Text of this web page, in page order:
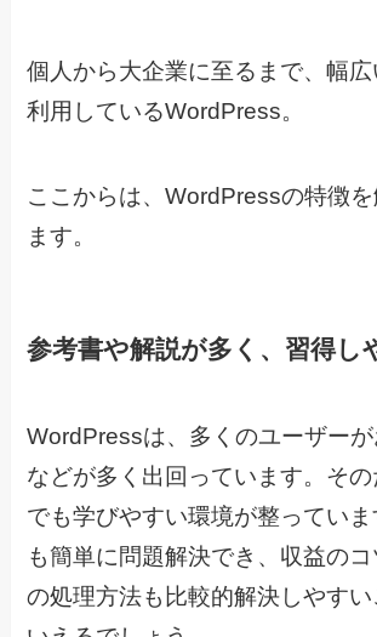
個人から大企業に至るまで、幅
利用しているWordPress。
ここからは、WordPressの特徴
ます。
参考書や解説が多く、習得し
WordPressは、多くのユーザー
などが多く出回っています。そ
でも学びやすい環境が整ってい
も簡単に問題解決でき、収益の
の処理方法も比較的解決しやすい